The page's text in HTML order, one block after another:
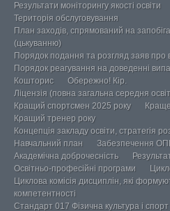
Результати моніторингу якості освіти
Територія обслуговування
План заходів, спрямований на
(цькуванню)
Порядок подання та розгляд заяв про
Порядок реагування на доведенні
Кошторис
Обережно! Кір.
Ліцензія (повна загальна середня
Кращий спортсмен 2025 року
Кращий тренер року
Концепція закладу освіти, стратегія
Навчальний план
Забезпечення
Академічна доброчесність
Освітньо-професійні програми
Циклова комісія дисциплін, які
компетентності
Стандарт 017 Фізична культура і спорт